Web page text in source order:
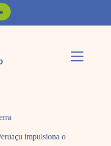
impulsiona o